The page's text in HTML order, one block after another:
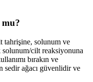
mu?
tahrişine, solunum ve
cilt reaksiyonuna
bırakın ve
sedir ağacı güvenlidir ve